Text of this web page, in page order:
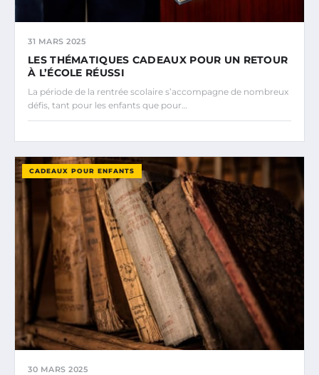
31 MARS 2025
LES THÉMATIQUES CADEAUX POUR UN RETOUR
À L’ÉCOLE RÉUSSI
La période de la rentrée scolaire s’accompagne de nombreux
défis, tant pour les enfants que pour…
CADEAUX POUR ENFANTS
30 MARS 2025